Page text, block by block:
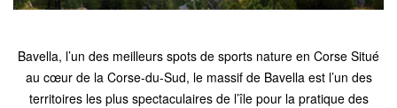
Bavella, l’un des meilleurs spots de sports nature en Corse Situé
au cœur de la Corse-du-Sud, le massif de Bavella est l’un des
territoires les plus spectaculaires de l’île pour la pratique des